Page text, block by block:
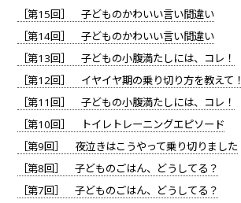
［第15回］ 子どものかわいい言い間違い
［第14回］ 子どものかわいい言い間違い
［第13回］ 子どもの小腹満たしには、コレ！
［第12回］ イヤイヤ期の乗り切り方を教えて！
［第11回］ 子どもの小腹満たしには、コレ！
［第10回］ トイレトレーニングエピソード
［第9回］ 夜泣きはこうやって乗り切りました
［第8回］ 子どものごはん、どうしてる？
［第7回］ 子どものごはん、どうしてる？